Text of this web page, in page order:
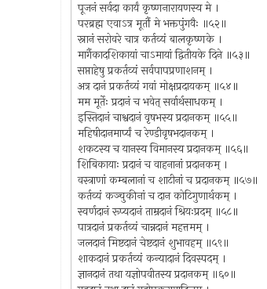
पूजनं सर्वदा कार्यं कृष्णनारायणस्य मे ।
परब्रह्म एवाऽत्र मूर्तौ मे भक्तपुंगवैः ॥५२॥
स्नानं सरोवरे चात्र कर्तव्यं बालकृष्णके ।
मार्गैकादशिकायां चाऽमायां द्वितीयके दिने ॥५३॥
सप्ताहेषु प्रकर्तव्यं सर्वपापप्रणाशनम् ।
अत्र दानं प्रकर्तव्यं गवां मोक्षप्रदायकम् ॥५४॥
मम मूर्तेः प्रदानं च भवेत् सर्वार्थसाधकम् ।
इस्तिदानं चाश्वदानं वृषभस्य प्रदानकम् ॥५५॥
महिषीदानमार्प्यं च रेण्डीवृषभदानकम् ।
शकटस्य च यानस्य विमानस्य प्रदानकम् ॥५६॥
शिबिकायाः प्रदानं च वाहनानां प्रदानकम् ।
वस्त्राणां कम्बलानां च शाटीनां च प्रदानकम् ॥५७॥
कर्तव्यं कञ्चुकीनां च दान कोटिगुणार्थकम् ।
स्वर्णदानं रूप्यदानं ताम्रदानं श्रियःप्रदम् ॥५८॥
पात्रदानं प्रकर्तव्यं चान्नदानं महत्तमम् ।
जलदानं मिष्टदानं चेष्टदानं शुभावहम् ॥५९॥
शाकदानं प्रकर्तव्यं कन्यादानं दिवस्पदम् ।
ज्ञानदानं तथा यज्ञोपवीतस्य प्रदानकम् ॥६०॥